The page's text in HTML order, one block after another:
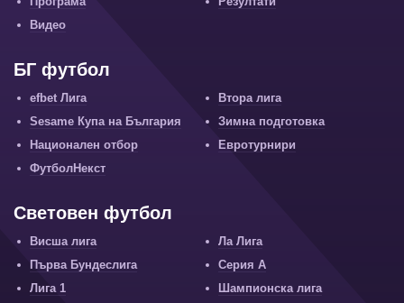
Видео
БГ футбол
efbet Лига
Втора лига
Sesame Купа на България
Зимна подготовка
Национален отбор
Евротурнири
ФутболНекст
Световен футбол
Висша лига
Ла Лига
Първа Бундеслига
Серия А
Лига 1
Шампионска лига